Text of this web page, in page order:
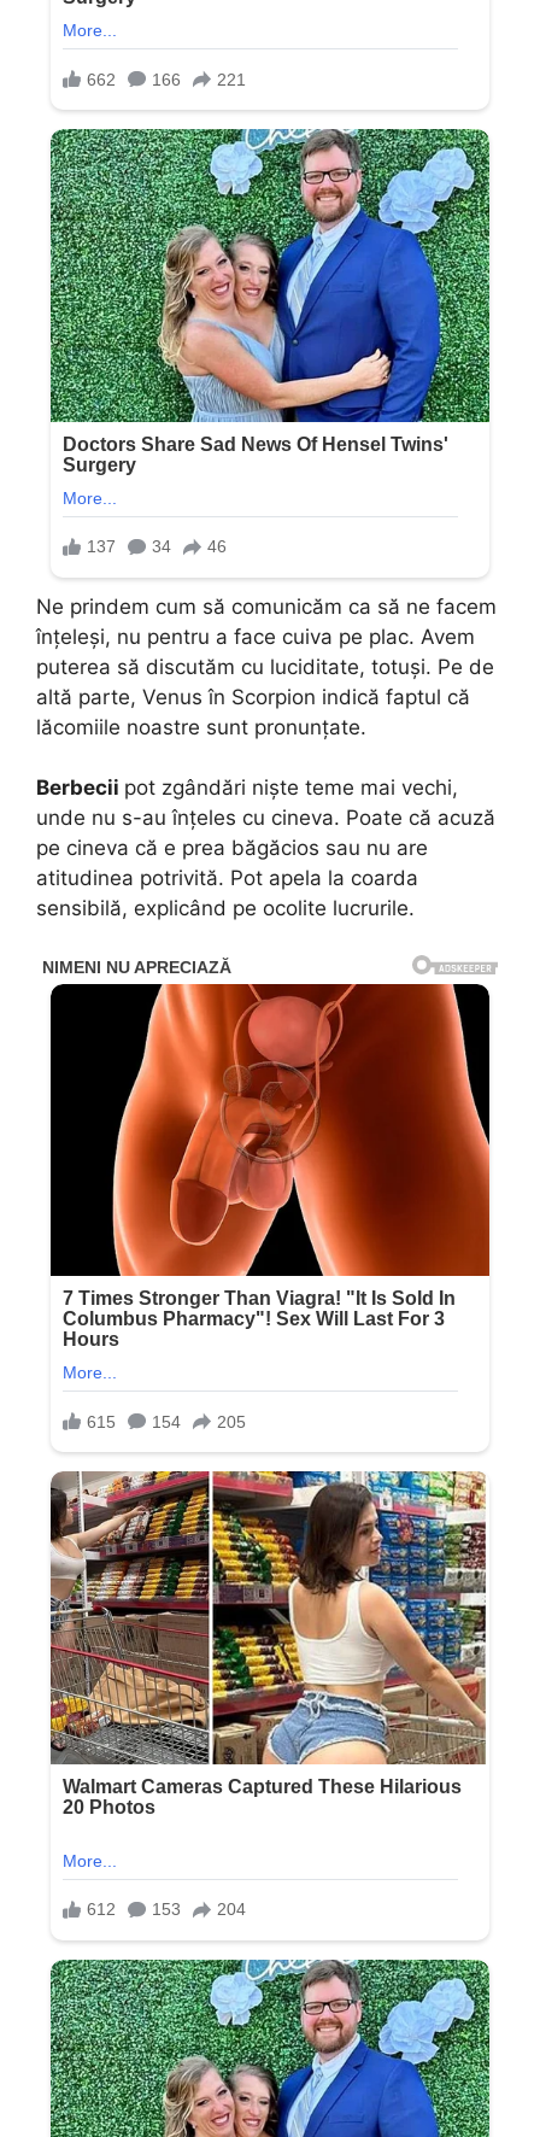
Ne prindem cum să comunicăm ca să ne facem
înțeleși, nu pentru a face cuiva pe plac. Avem
puterea să discutăm cu luciditate, totuși. Pe de
altă parte, Venus în Scorpion indică faptul că
lăcomiile noastre sunt pronunțate.
Berbecii pot zgândări niște teme mai vechi,
unde nu s-au înțeles cu cineva. Poate că acuză
pe cineva că e prea băgăcios sau nu are
atitudinea potrivită. Pot apela la coarda
sensibilă, explicând pe ocolite lucrurile.